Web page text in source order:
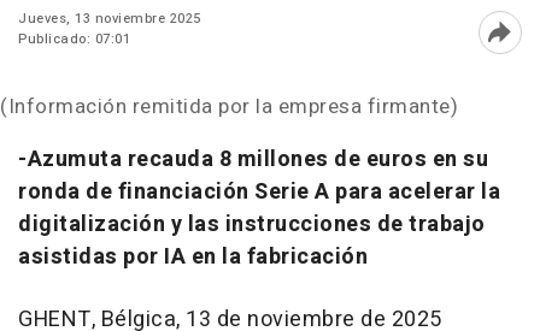
Jueves, 13 noviembre 2025
Publicado: 07:01
(Información remitida por la empresa firmante)
-Azumuta recauda 8 millones de euros en su
ronda de financiación Serie A para acelerar la
digitalización y las instrucciones de trabajo
asistidas por IA en la fabricación
GHENT, Bélgica, 13 de noviembre de 2025